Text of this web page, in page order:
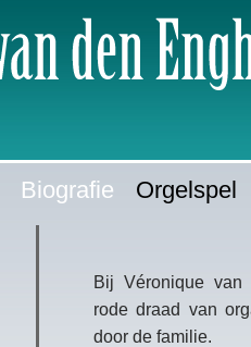
Biografie Orgelspel
Bij Véronique
rode draad van
door de familie.